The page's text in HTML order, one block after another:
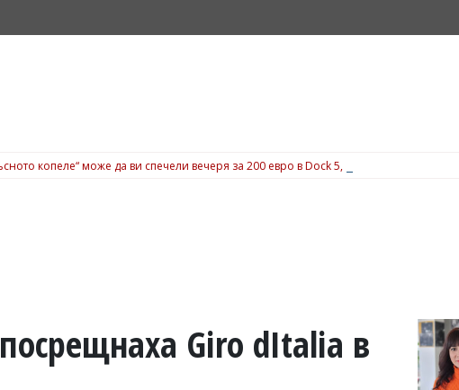
копеле“ може да ви спечели вечеря за 200 евро в Dock 5, вижте подробности
Giro dItalia в